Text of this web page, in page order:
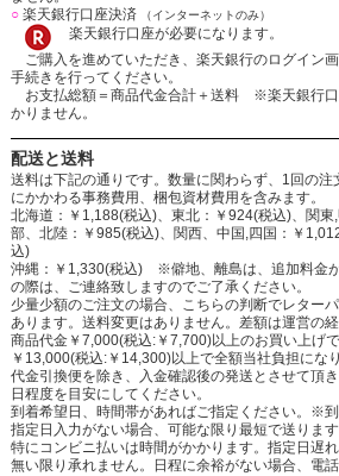
○楽天銀行口座決済 （インターネットのみ）
楽天銀行口座が必要になります。
ご購入を進めていただき、楽天銀行のログイン
手続きを行ってください。
お支払総額＝商品代金合計＋送料 ※楽天銀行口
かりません。
配送と送料
送料は下記の通りです。数量に関わらず、1回の注
にかかわる事務費用、梱包資材費用を含みます。
北海道：￥1,188(税込)、東北：￥924(税込)、関
部、北陸：￥985(税込)、関西、中国,四国：￥
込)
沖縄：￥1,330(税込) ※僻地、離島は、追加料金
の際は、ご連絡致しますのでご了承ください。
少量少額のご注文の場合、こちらの判断でレター
あります。送料変更はありません。差額は運営の
商品代金￥7,000(税込:￥7,700)以上のお買い上げ
￥13,000(税込:￥14,300)以上で全額当社負担になり
代金引換便を除き、入金確認後の発送とさせて頂
日程度を目安にしてください。
到着希望日、時間帯があればご指定ください。※到
指定日入力がない場合、可能な限り最短で送ります
特にコンビニ払いは時間がかかります。指定日遅
無い限り承れません。日程に余裕がない場合、電話